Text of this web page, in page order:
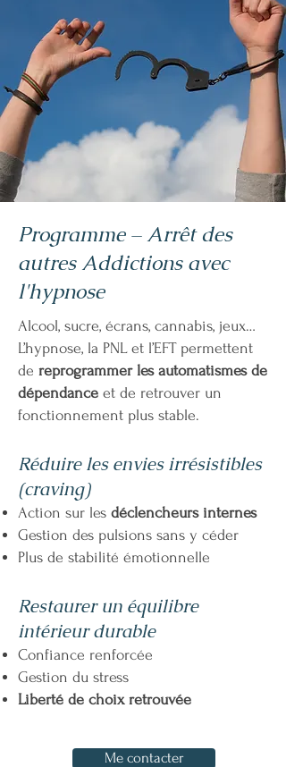
Programme – Arrêt des
autres Addictions avec
l'hypnose
Alcool, sucre, écrans, cannabis, jeux…
L’hypnose, la PNL et l’EFT permettent
de reprogrammer les automatismes de
dépendance et de retrouver un
fonctionnement plus stable.
Réduire les envies irrésistibles
(craving)
Action sur les déclencheurs internes
Gestion des pulsions sans y céder
Plus de stabilité émotionnelle
Restaurer un équilibre
intérieur durable
Confiance renforcée
Gestion du stress
Liberté de choix retrouvée
Me contacter